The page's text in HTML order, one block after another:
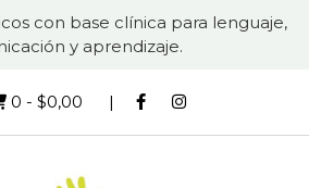
con base clínica para lenguaje,
y aprendizaje.
0 - $0,00